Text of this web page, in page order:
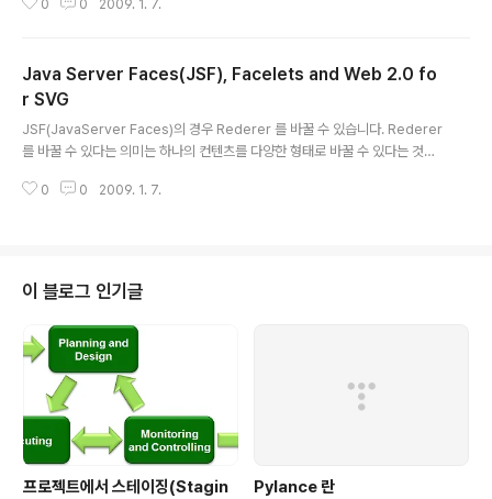
나 쉽고 빠르게, 그리고 가장 중요한 점은 동일한 형태의 변
빠르게 구축하실 수 있습니다. 이에따라 간략하게 JSF의
변환과 검증에 대하여 살펴보고자 합니다. 본 문서는 IBM
developersWors의 JSF for nonbelievers: JSF c
onversion and validation라는 자료를 바탕으로 작성
참고하여 작성하였습니다..
0 0 2009. 1. 7.
Java Server Faces(JSF), Facelets and Web 2.0 fo
r SVG
JSF(JavaServer Faces)의 경우 Rederer 를 바꿀 수 있습니다. Rederer
를 바꿀 수 있다는 의미는 하나의 컨텐츠를 다양한 형태로 바꿀 수 있다는 것을
있다는 거죠. 최근 SVG에 대한 관심이 높아지면서 JSF + SVG에 대한 글이
것 같습니다. :-) 출처: https://www.dimis.fim.uni-passau.de/~doeller/
research_pr..
0 0 2009. 1. 7.
이 블로그 인기글
프로젝트에서 스테이징(Stagin
Pylance 란